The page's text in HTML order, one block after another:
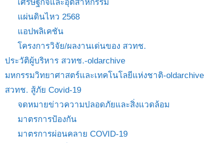
เศรษฐกิจและอุตสาหกรรม
แผ่นดินไหว 2568
แอปพลิเคชัน
โครงการวิจัย/ผลงานเด่นของ สวทช.
ประวัติผู้บริหาร สวทช.-oldarchive
มหกรรมวิทยาศาสตร์และเทคโนโลยีแห่งชาติ-oldarchive
สวทช. สู้ภัย Covid-19
จดหมายข่าวความปลอดภัยและสิ่งแวดล้อม
มาตรการป้องกัน
มาตรการผ่อนคลาย COVID-19